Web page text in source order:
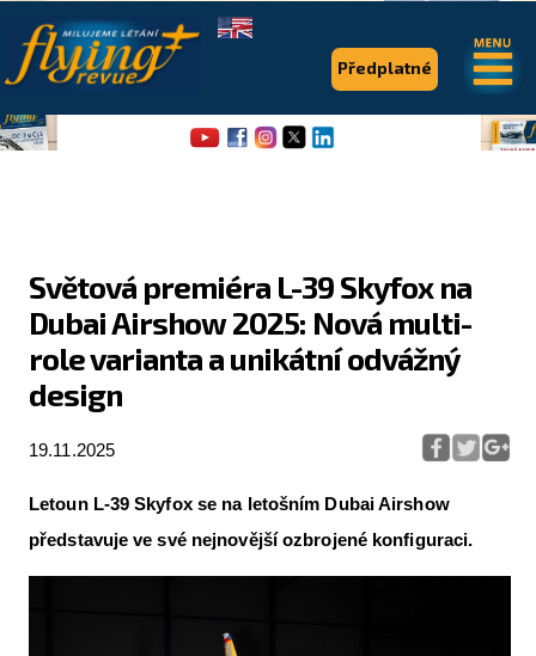
Světová premiéra L-39 Skyfox na
Dubai Airshow 2025: Nová multi-
role varianta a unikátní odvážný
design
19.11.2025
Letoun L-39 Skyfox se na letošním Dubai Airshow
představuje ve své nejnovější ozbrojené konfiguraci.
Předplatné
.
Flying Revue
Články
Série & speciály